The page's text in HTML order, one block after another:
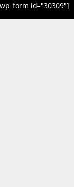
id="30309"]